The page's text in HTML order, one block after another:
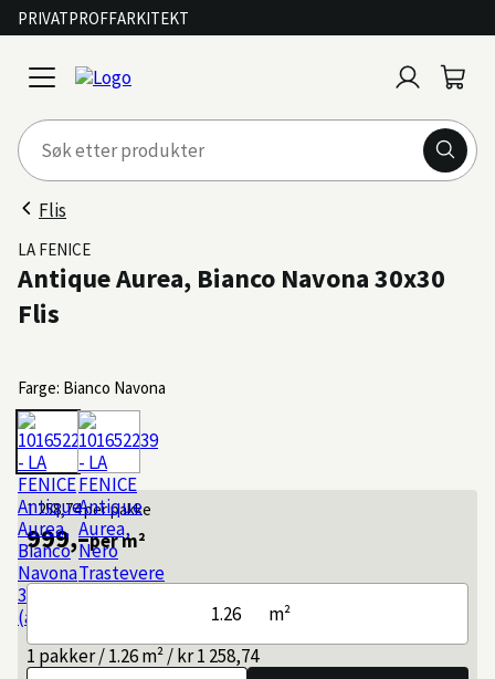
PRIVATPROFFARKITEKT
open
menu
inn
Flis
LA FENICE
Antique Aurea, Bianco Navona 30x30
Flis
Farge: Bianco Navona
1 258,74per pakke
999,–per m²
m²
1 pakker / 1.26 m² / kr 1 258,74